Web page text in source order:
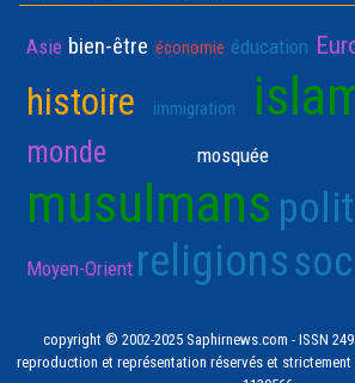
Asie bien-être économie éducation
histoire immigration
monde mosquée
musulmans
Moyen-Orient religions
copyright © 2002-2025 Saphirnews.com - ISSN
reproduction et représentation réservés et strictement